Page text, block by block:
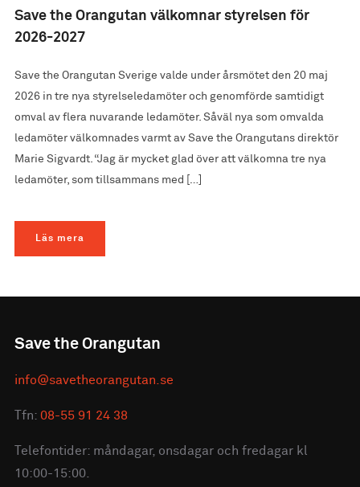
Save the Orangutan välkomnar styrelsen för
2026-2027
Save the Orangutan Sverige valde under årsmötet den 20 maj
2026 in tre nya styrelseledamöter och genomförde samtidigt
omval av flera nuvarande ledamöter. Såväl nya som omvalda
ledamöter välkomnades varmt av Save the Orangutans direktör
Marie Sigvardt. “Jag är mycket glad över att välkomna tre nya
ledamöter, som tillsammans med […]
Läs mera
Save the Orangutan
info@savetheorangutan.se
Tfn: 08-55 91 24 38
Telefontider: måndagar, onsdagar och fredagar kl
10:00-15:00.